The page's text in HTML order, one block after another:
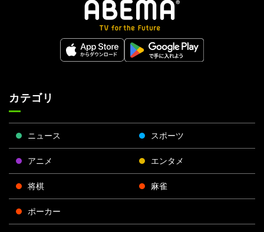
カテゴリ
ニュース スポーツ
アニメ エンタメ
将棋 麻雀
ポーカー